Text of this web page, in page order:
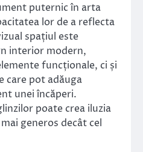
puternic în arta
lor de a reflecta
spațiul este
interior modern,
funcționale, ci și
care pot adăuga
unei încăperi.
poate crea iluzia
generos decât cel